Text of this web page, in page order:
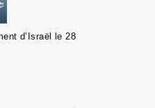
d’Israël le 28